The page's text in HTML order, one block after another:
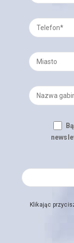
Klikając